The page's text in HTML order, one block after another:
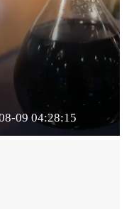
09 04:28:15